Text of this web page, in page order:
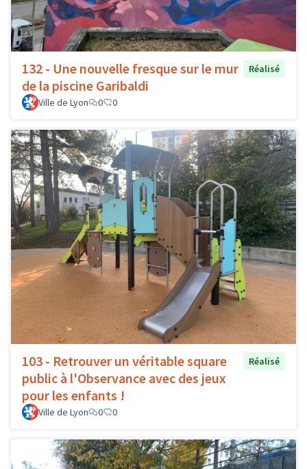
132 - Une nouvelle fresque sur le mur
de la piscine Garibaldi
Réalisé
Ville de Lyon 0 0
103 - Retrouver un véritable square
public à l'Observance avec des jeux
pour les enfants !
Réalisé
Ville de Lyon 0 0